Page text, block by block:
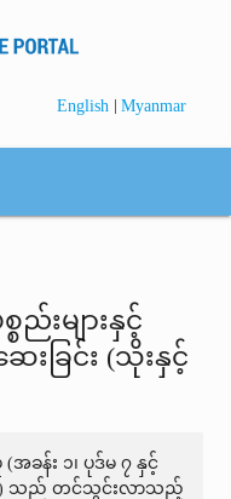
English | Myanmar
ည်းများနှင့်
းခြင်း (သိုးနှင့်
ခန်း ၁၊ ပုဒ်မ ၇ နှင့်
၆) သည် တင်သွင်းလာသည့်